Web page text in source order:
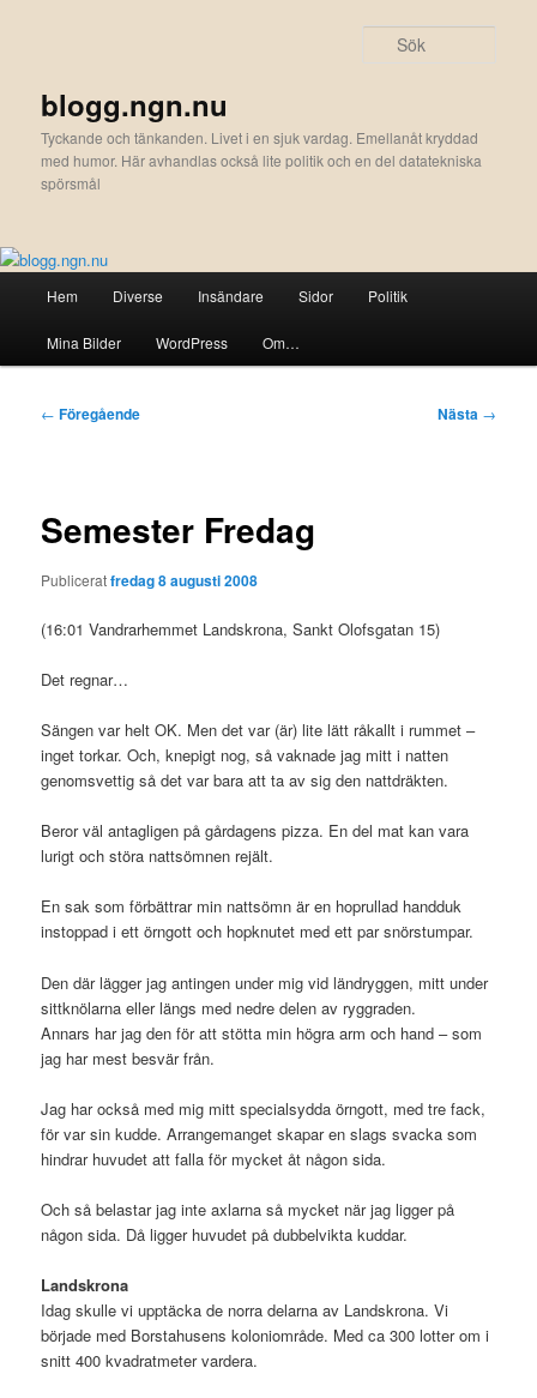
blogg.ngn.nu
Tyckande och tänkanden. Livet i en sjuk vardag. Emellanåt kryddad
med humor. Här avhandlas också lite politik och en del datatekniska
spörsmål
Hem Diverse Insändare Sidor Politik
Mina Bilder WordPress Om…
Inläggsnavigering
← Föregående Nästa →
Semester Fredag
Publiceratfredag 8 augusti 2008
(16:01 Vandrarhemmet Landskrona, Sankt Olofsgatan 15)
Det regnar…
Sängen var helt OK. Men det var (är) lite lätt råkallt i rummet –
inget torkar. Och, knepigt nog, så vaknade jag mitt i natten
genomsvettig så det var bara att ta av sig den nattdräkten.
Beror väl antagligen på gårdagens pizza. En del mat kan vara
lurigt och störa nattsömnen rejält.
En sak som förbättrar min nattsömn är en hoprullad handduk
instoppad i ett örngott och hopknutet med ett par snörstumpar.
Den där lägger jag antingen under mig vid ländryggen, mitt under
sittknölarna eller längs med nedre delen av ryggraden.
Annars har jag den för att stötta min högra arm och hand – som
jag har mest besvär från.
Jag har också med mig mitt specialsydda örngott, med tre fack,
för var sin kudde. Arrangemanget skapar en slags svacka som
hindrar huvudet att falla för mycket åt någon sida.
Och så belastar jag inte axlarna så mycket när jag ligger på
någon sida. Då ligger huvudet på dubbelvikta kuddar.
Landskrona
Idag skulle vi upptäcka de norra delarna av Landskrona. Vi
började med Borstahusens koloniområde. Med ca 300 lotter om i
snitt 400 kvadratmeter vardera.